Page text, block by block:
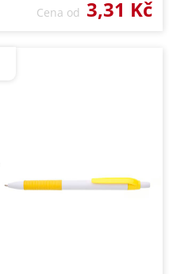
Cena od 3,31 Kč